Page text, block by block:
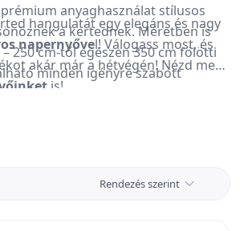
prémium anyaghasználat stílusos
akertednek.Méretbenis
–250cm-tőlegészen350cmfölötti
minden igényreszabott
hangulatát egy elegánsés nagy
napernyővel! Válogass most,és
akár mára hétvégén! Nézd meg
is!
Rendezés szerint